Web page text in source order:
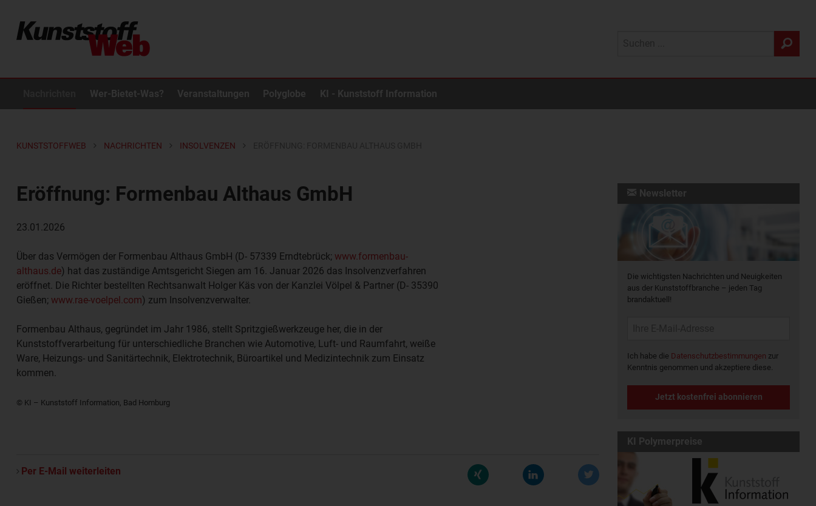
Wer-Bietet-Was? Veranstaltungen Polyglobe KI - Kunststoff Information
KUNSTSTOFFWEB NACHRICHTEN INSOLVENZEN
Eröffnung: Formenbau Althaus GmbH
23.01.2026
Über das Vermögen der Formenbau Althaus GmbH (D- 57339 Erndtebrück; www.formenbau-
althaus.de) hat das zuständige Amtsgericht Siegen am 16. Januar 2026 das Insolvenzverfahren
eröffnet. Die Richter bestellten Rechtsanwalt Holger Käs von der Kanzlei Völpel & Partner (D- 35390
Gießen; www.rae-voelpel.com) zum Insolvenzverwalter.
Formenbau Althaus, gegründet im Jahr 1986, stellt Spritzgießwerkzeuge her, die in der
Kunststoffverarbeitung für unterschiedliche Branchen wie Automotive, Luft- und Raumfahrt, weiße
Ware, Heizungs- und Sanitärtechnik, Elektrotechnik, Büroartikel und Medizintechnik zum Einsatz
kommen.
© KI – Kunststoff Information, Bad Homburg
Per E-Mail weiterleiten
Newsletter
Die wichtigsten Nachrichten und Neuigkeiten
aus der Kunststoffbranche – jeden Tag
brandaktuell!
Ich habe die Datenschutzbestimmungen zur
Kenntnis genommen und akzeptiere diese.
Jetzt kostenfrei abonnieren
KI Polymerpreise